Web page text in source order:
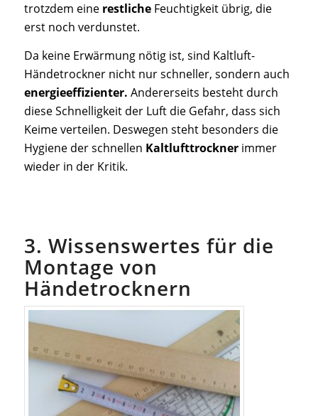
trotzdem eine restlicheFeuchtigkeit übrig, die
erst noch verdunstet.
Da keine Erwärmung nötig ist, sind Kaltluft-
Händetrockner nicht nur schneller, sondern auch
energieeffizienter. Andererseits besteht durch
diese Schnelligkeit der Luft die Gefahr, dass sich
Keime verteilen. Deswegen steht besonders die
Hygiene der schnellen Kaltlufttrocknerimmer
wieder in der Kritik.
3. Wissenswertes für die
Montage von
Händetrocknern